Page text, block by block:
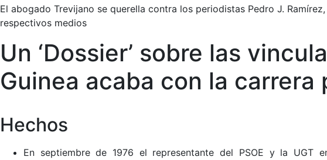
El abogado Trevijano se querella contra los periodistas Pedro J.
respectivos medios
Un ‘Dossier’ sobre las
Guinea acaba con la carrera
Hechos
En septiembre de 1976 el representante del PSOE y la UGT